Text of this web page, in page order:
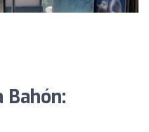
Bahón: